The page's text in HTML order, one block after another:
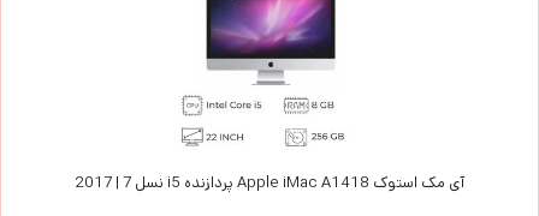
آی مک استوک Apple iMac A1418 پردازنده i5 نسل 7 | 2017